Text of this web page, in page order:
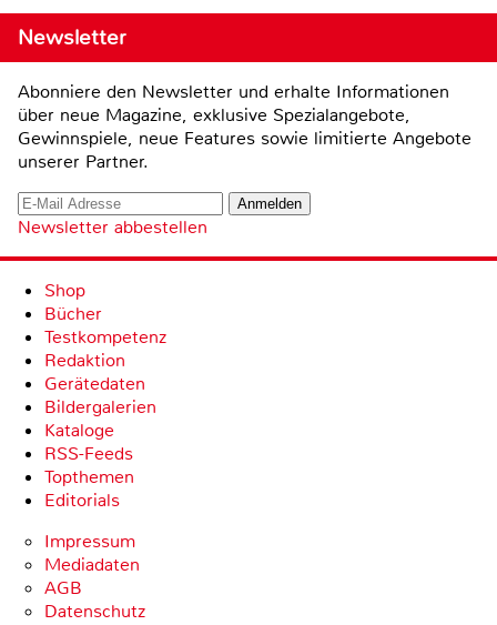
Newsletter
Abonniere den Newsletter und erhalte Informationen
über neue Magazine, exklusive Spezialangebote,
Gewinnspiele, neue Features sowie limitierte Angebote
unserer Partner.
Newsletter abbestellen
Shop
Bücher
Testkompetenz
Redaktion
Gerätedaten
Bildergalerien
Kataloge
RSS-Feeds
Topthemen
Editorials
Impressum
Mediadaten
AGB
Datenschutz